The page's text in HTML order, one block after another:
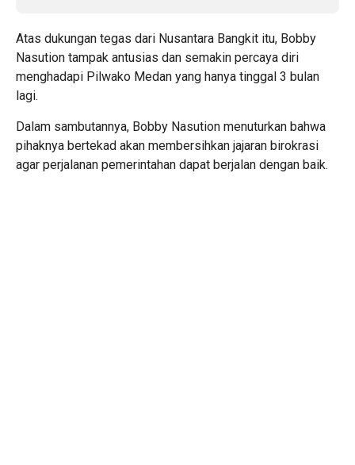
Atas dukungan tegas dari Nusantara Bangkit itu, Bobby
Nasution tampak antusias dan semakin percaya diri
menghadapi Pilwako Medan yang hanya tinggal 3 bulan
lagi.
Dalam sambutannya, Bobby Nasution menuturkan bahwa
pihaknya bertekad akan membersihkan jajaran birokrasi
agar perjalanan pemerintahan dapat berjalan dengan baik.